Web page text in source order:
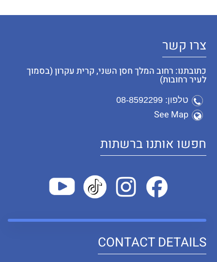
צרו קשר
כתובתנו: רחוב המלך חסן השני, קרית עקרון (בסמוך
לעיר רחובות)
טלפון: 08-8592299
See Map
חפשו אותנו ברשתות
CONTACT DETAILS